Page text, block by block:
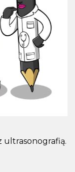
ultrasonografią.